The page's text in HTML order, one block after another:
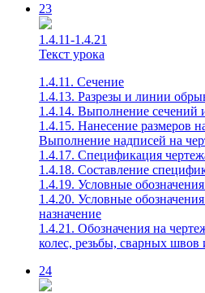
23
1.4.11-1.4.21
Текст урока
1.4.11. Сечение
1.4.13. Разрезы и линии
1.4.14. Выполнение сечений
1.4.15. Нанесение размеров
Выполнение надписей на
1.4.17. Спецификация
1.4.18. Составление
1.4.19. Условные
1.4.20. Условные
назначение
1.4.21. Обозначения на
колес, резьбы, сварных швов
24